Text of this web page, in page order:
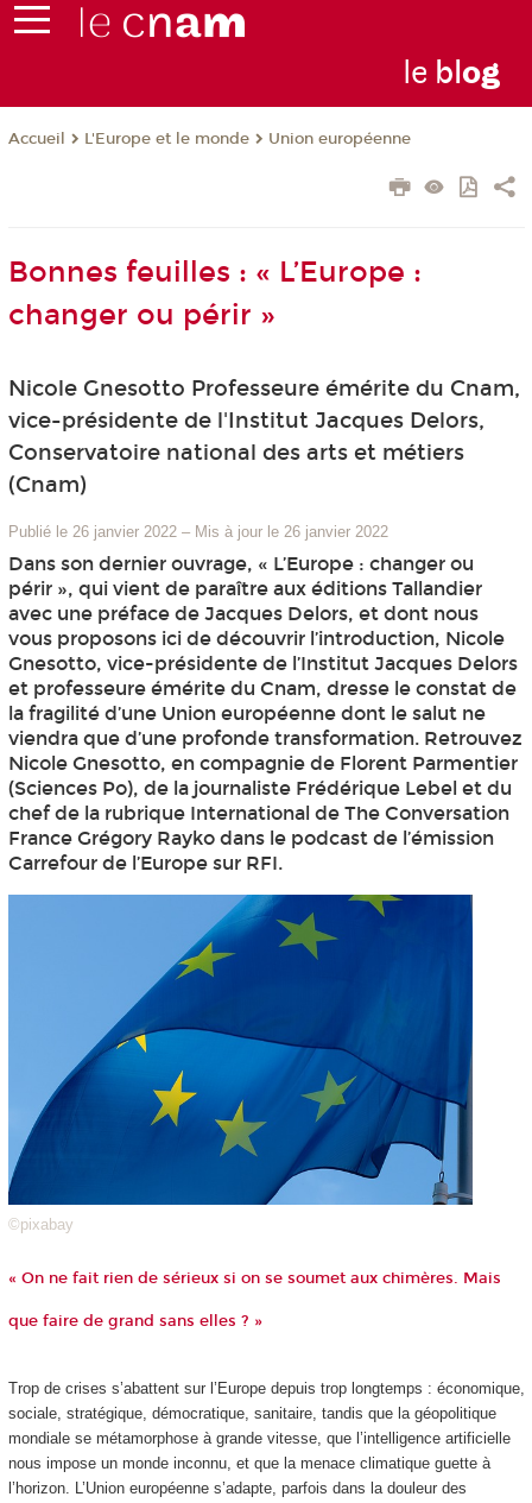
le blog
Accueil L'Europe et le monde Union européenne
Bonnes feuilles : « L’Europe :
changer ou périr »
Nicole Gnesotto Professeure émérite du Cnam,
vice-présidente de l'Institut Jacques Delors,
Conservatoire national des arts et métiers
(Cnam)
Publié le 26 janvier 2022 – Mis à jour le 26 janvier 2022
Dans son dernier ouvrage, « L’Europe : changer ou
périr », qui vient de paraître aux éditions Tallandier
avec une préface de Jacques Delors, et dont nous
vous proposons ici de découvrir l’introduction, Nicole
Gnesotto, vice-présidente de l’Institut Jacques Delors
et professeure émérite du Cnam, dresse le constat de
la fragilité d’une Union européenne dont le salut ne
viendra que d’une profonde transformation. Retrouvez
Nicole Gnesotto, en compagnie de Florent Parmentier
(Sciences Po), de la journaliste Frédérique Lebel et du
chef de la rubrique International de The Conversation
France Grégory Rayko dans le podcast de l’émission
Carrefour de l’Europe sur RFI.
©pixabay
« On ne fait rien de sérieux si on se soumet aux chimères. Mais
que faire de grand sans elles ? »
Trop de crises s’abattent sur l’Europe depuis trop longtemps : économique,
sociale, stratégique, démocratique, sanitaire, tandis que la géopolitique
mondiale se métamorphose à grande vitesse, que l’intelligence artificielle
nous impose un monde inconnu, et que la menace climatique guette à
l’horizon. L’Union européenne s’adapte, parfois dans la douleur des